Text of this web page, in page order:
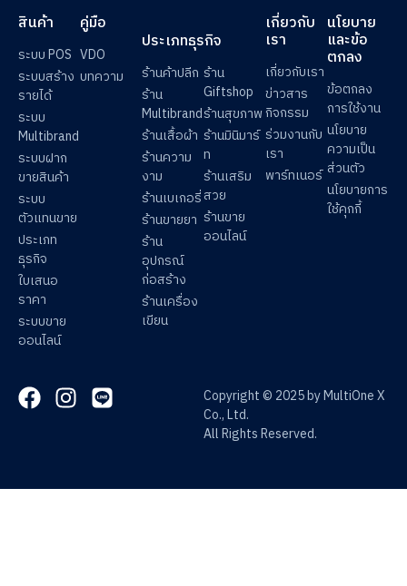
สินค้า
ระบบ POS
ระบบสร้าง
รายได้
ระบบ
Multibrand
ระบบฝาก
ขายสินค้า
ระบบ
ตัวแทนขาย
ประเภท
ธุรกิจ
ใบเสนอ
ราคา
ระบบขาย
ออนไลน์
คู่มือ
VDO
บทความ
ประเภทธุรกิจ
ร้านค้าปลีก
ร้าน
Multibrand
ร้านเสื้อผ้า
ร้านความ
งาม
ร้านเบเกอรี่
ร้านขายยา
ร้าน
อุปกรณ์
ก่อสร้าง
ร้านเครื่อง
เขียน
ร้าน
Giftshop
ร้านสุขภาพ
ร้านมินิมาร์
ท
ร้านเสริม
สวย
ร้านขาย
ออนไลน์
เกี่ยวกับ
เรา
เกี่ยวกับเรา
ข่าวสาร
กิจกรรม
ร่วมงานกับ
เรา
พาร์ทเนอร์
นโยบาย
และข้อ
ตกลง
ข้อตกลง
การใช้งาน
นโยบาย
ความเป็น
ส่วนตัว
นโยบายการ
ใช้คุกกี้
Copyright © 2025 by MultiOne X
Co., Ltd.
All Rights Reserved.